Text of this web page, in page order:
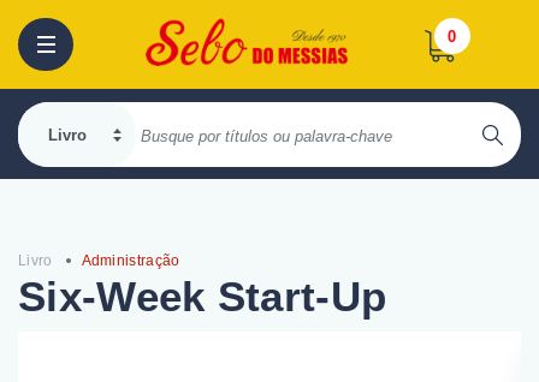
0
Livro Administração
Six-Week Start-Up